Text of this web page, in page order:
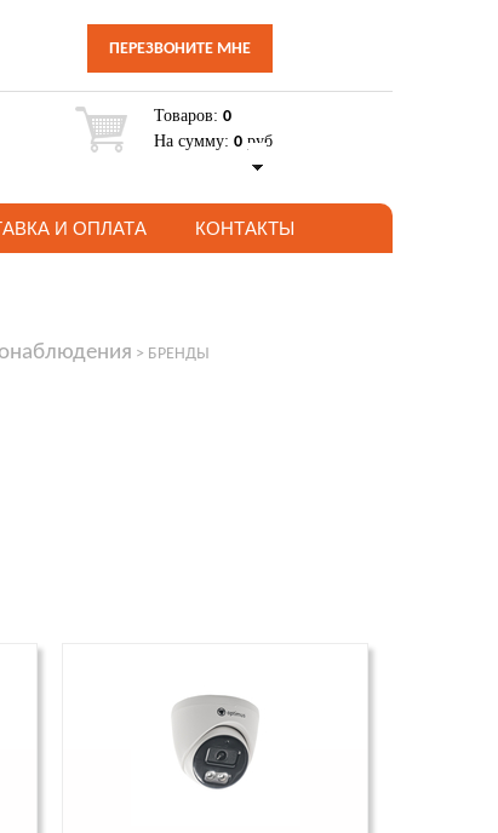
ПЕРЕЗВОНИТЕ МНЕ
Товаров: 0
На сумму: 0 руб
И ОПЛАТА КОНТАКТЫ
> БРЕНДЫ